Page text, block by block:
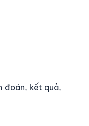
đoán, kết quả,